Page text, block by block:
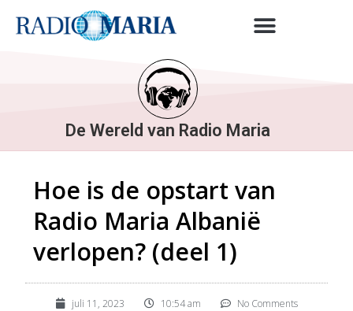
De Wereld van Radio Maria
Hoe is de opstart van
Radio Maria Albanië
verlopen? (deel 1)
juli 11, 2023 10:54 am
No Comments